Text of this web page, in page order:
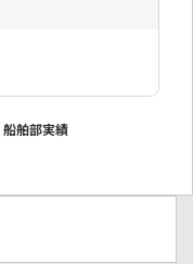
船舶部実績